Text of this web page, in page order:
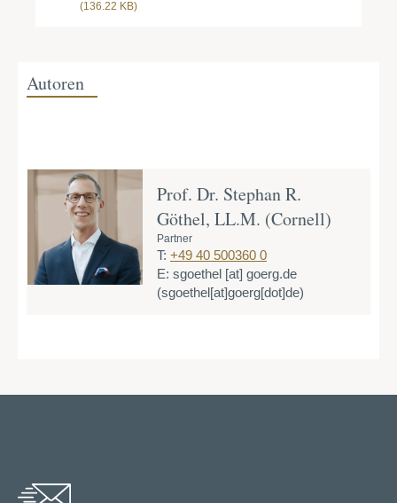
(136.22 KB)
Autoren
Prof. Dr. Stephan R.
Göthel, LL.M. (Cornell)
Partner
T: +49 40 500360 0
E: sgoethel [at] goerg.de
(sgoethel[at]goerg[dot]de)